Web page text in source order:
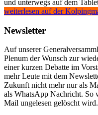
und unterwegs auf dem
weiterlesen auf der
Newsletter
Auf unserer
Plenum der Wunsch zur
einer kurzen Debatte im
mehr Leute mit dem
Zukunft nicht mehr nur als
als WhatsApp Nachricht. So
Mail ungelesen gelöscht wird.